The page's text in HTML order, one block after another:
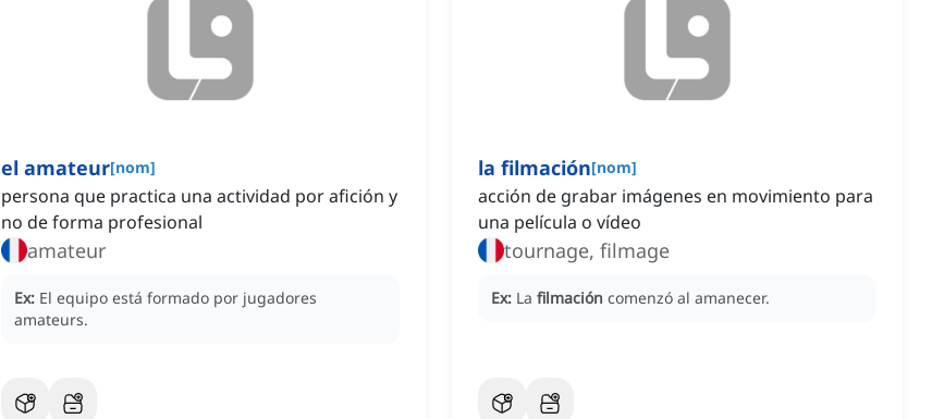
el amateur[nom]
persona que practica una actividad por afición y
no de forma profesional
amateur
Ex: El equipo está formado por jugadores
amateurs.
la filmación[nom]
acción de grabar imágenes en movimiento para
una película o vídeo
tournage, filmage
Ex: La filmación comenzó al amanecer.